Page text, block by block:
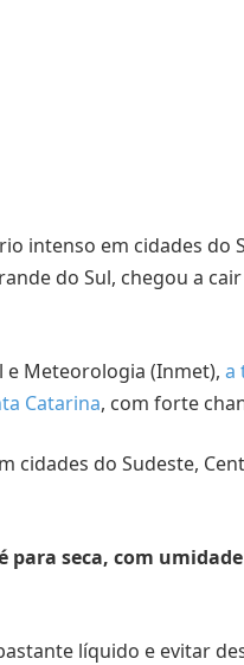
intenso em cidades do
do Sul, chegou a
e Meteorologia (Inmet), a
Catarina, com forte
cidades do Sudeste,
para seca, com
líquido e evitar